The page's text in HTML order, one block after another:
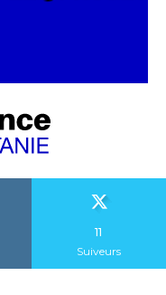
11
Suiveurs